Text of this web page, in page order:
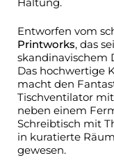
Entworfen vom
Printworks, das
skandinavischem
Das hochwertige
macht den
Tischventilator
neben einem
Schreibtisch mit
in kuratierte
gewesen.